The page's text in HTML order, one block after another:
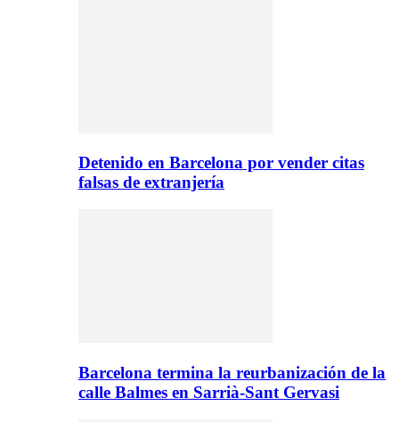
Detenido en Barcelona por vender citas
falsas de extranjería
Barcelona termina la reurbanización de la
calle Balmes en Sarrià-Sant Gervasi